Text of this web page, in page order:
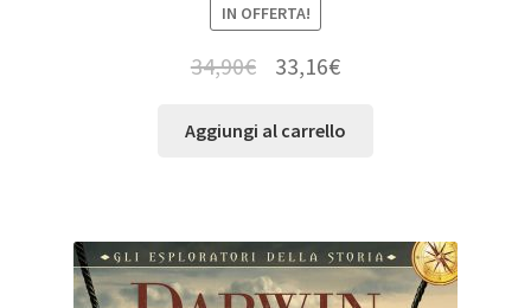
IN OFFERTA!
34,90€ 33,16€
Aggiungi al carrello